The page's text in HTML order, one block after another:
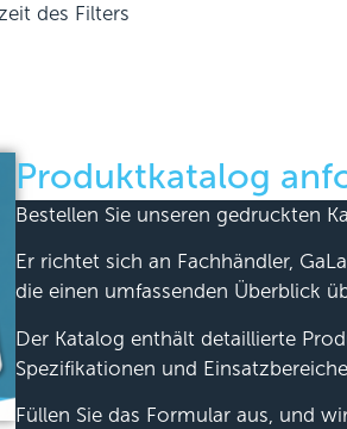
des Filters
Produktkatalog
Bestellen Sie unseren gedruckten
Er richtet sich an Fachhändler,
die einen umfassenden Überblick
Der Katalog enthält detaillierte
Spezifikationen und
Füllen Sie das Formular aus, und